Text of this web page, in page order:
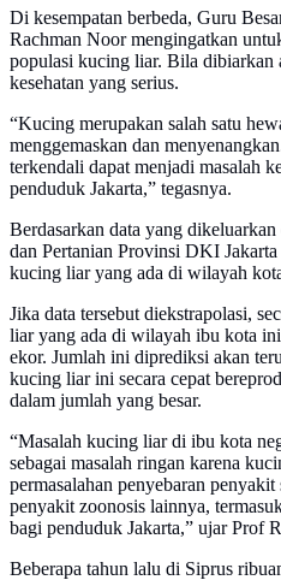
Di kesempatan berbeda, Guru
Rachman Noor mengingatkan
populasi kucing liar. Bila dibiarkan
kesehatan yang serius.
“Kucing merupakan salah satu
menggemaskan dan
terkendali dapat menjadi masalah
penduduk Jakarta,” tegasnya.
Berdasarkan data yang
dan Pertanian Provinsi DKI
kucing liar yang ada di wilayah
Jika data tersebut diekstrapolasi,
liar yang ada di wilayah ibu kota
ekor. Jumlah ini diprediksi akan
kucing liar ini secara cepat
dalam jumlah yang besar.
“Masalah kucing liar di ibu kota
sebagai masalah ringan karena
permasalahan penyebaran
penyakit zoonosis lainnya,
bagi penduduk Jakarta,” ujar Prof
Beberapa tahun lalu di Siprus